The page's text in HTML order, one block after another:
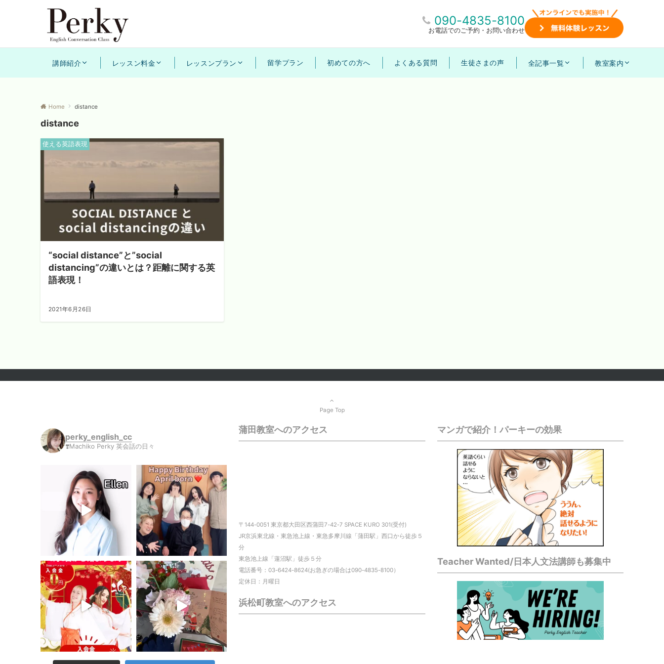
090-4835-8100
お電話でのご予約・お問い合わせ
講師紹介 レッスン料金 レッスンプラン 留学プラン 初めての方へ よくある質問 生徒さまの声 全記事一覧 教室案内
Home distance
distance
使える英語表現
“social distance”と”social
distancing”の違いとは？距離に関する英
語表現！
2021年6月26日
Page Top
perky_english_cc
❣️Machiko Perky 英会話の日々
蒲田教室へのアクセス
〒144-0051 東京都大田区西蒲田7-42-7 SPACE KURO 301(受付)
JR京浜東北線・東急池上線・東急多摩川線「蒲田駅」西口から徒歩５
分
東急池上線「蓮沼駅」徒歩５分
電話番号：03-6424-8624(お急ぎの場合は090-4835-8100）
定休日：月曜日
浜松町教室へのアクセス
マンガで紹介！パーキーの効果
Teacher Wanted/日本人文法講師も募集中